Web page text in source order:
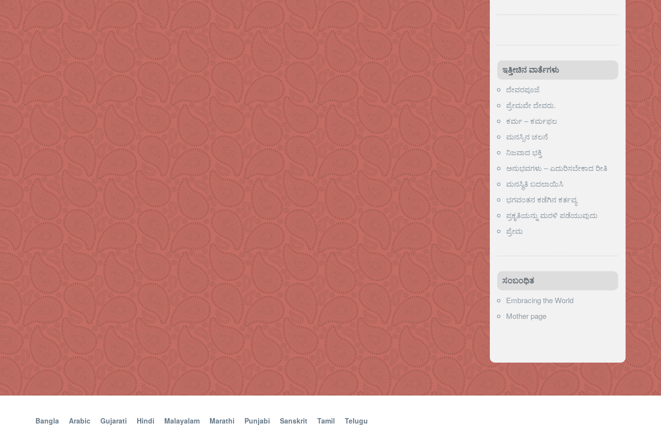
ಇತ್ತೀಚಿನ ವಾರ್ತೆಗಳು
ದೇವರಪೂಜೆ
ಪ್ರೇಮವೇ ದೇವರು.
ಕರ್ಮ – ಕರ್ಮಫಲ
ಮನಸ್ಸಿನ ಚಲನೆ
ನಿಜವಾದ ಭಕ್ತಿ
ಅನುಭವಗಳು – ಎದುರಿಸಬೇಕಾದ ರೀತಿ
ಮನಸ್ಥಿತಿ ಬದಲಾಯಿಸಿ
ಭಗವಂತನ ಕಡೆಗಿನ ಕರ್ತವ್ಯ
ಪ್ರಕೃತಿಯನ್ನು ಮರಳಿ ಪಡೆಯುವುದು
ಪ್ರೇಮ
ಸಂಬಂಧಿತ
Embracing the World
Mother page
Bangla Arabic Gujarati Hindi Malayalam Marathi Punjabi Sanskrit Tamil Telugu